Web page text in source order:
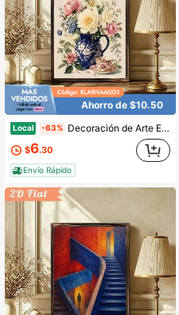
Ahorro de $10.50
Local -63% Decoración de Arte Estilo Retro, Impresión en Madera Enmarcada de 12x16 Pulgadas, Escena de Ilustración Botánica de Té de Porcelana Floral Manga de Alta Calidad, Ideal para el Hogar, Excelente Regalo para Amantes del Arte.
$6.30
Envío Rápido